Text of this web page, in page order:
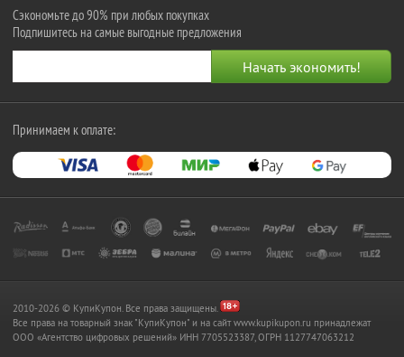
Сэкономьте до 90% при любых покупках
Подпишитесь на самые выгодные предложения
Принимаем к оплате:
2010-2026 © КупиКупон. Все права защищены.
Все права на товарный знак "КупиКупон" и на сайт www.kupikupon.ru принадлежат
OOO «Агентство цифровых решений» ИНН 7705523387, ОГРН 1127747063212